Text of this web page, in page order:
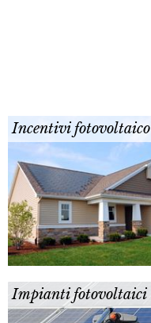
Incentivi fotovoltaico
Impianti fotovoltaici